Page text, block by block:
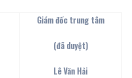
Giám đốc trung tâm
(đã duyệt)
Lê Văn Hải